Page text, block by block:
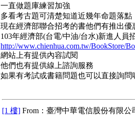
一直做題庫練習加強
多看考古題可清楚知道近幾年命題落點
現在經濟部聯合招考的書他們有推出優
103年經濟部(台電/中油/台水)新進人員
http://www.chienhua.com.tw/BookStore/
網站上有提供內容試閱
他們也有提供線上諮詢服務
如果有考試或書籍問題也可以直接詢問
[1 樓] From：臺灣中華電信股份有限公